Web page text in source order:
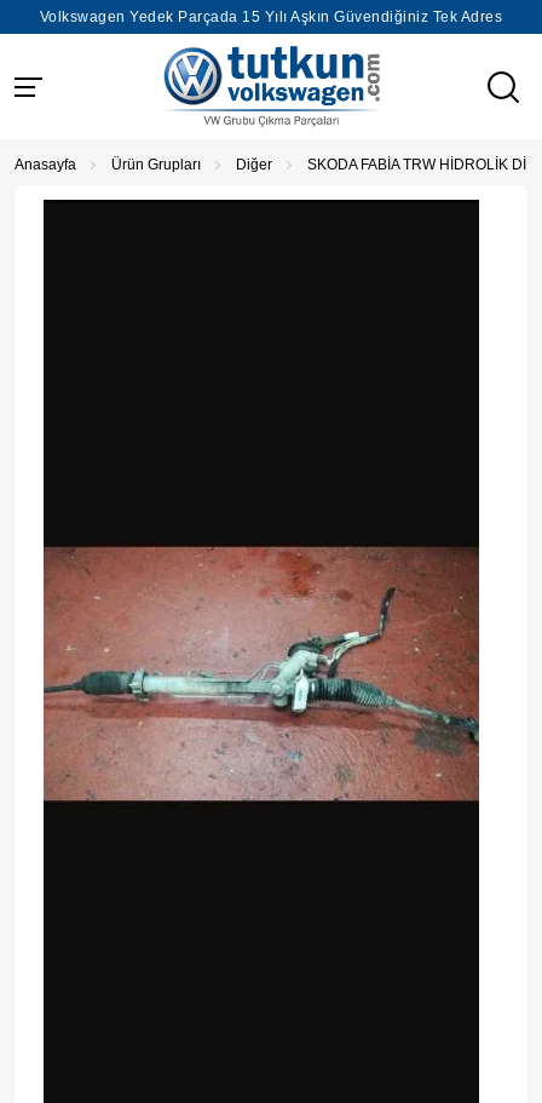
Volkswagen Yedek Parçada 15 Yılı Aşkın Güvendiğiniz Tek Adres
Anasayfa Ürün Grupları Diğer SKODA FABİA TRW HİDROLİK